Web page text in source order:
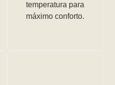
temperatura para
máximo conforto.